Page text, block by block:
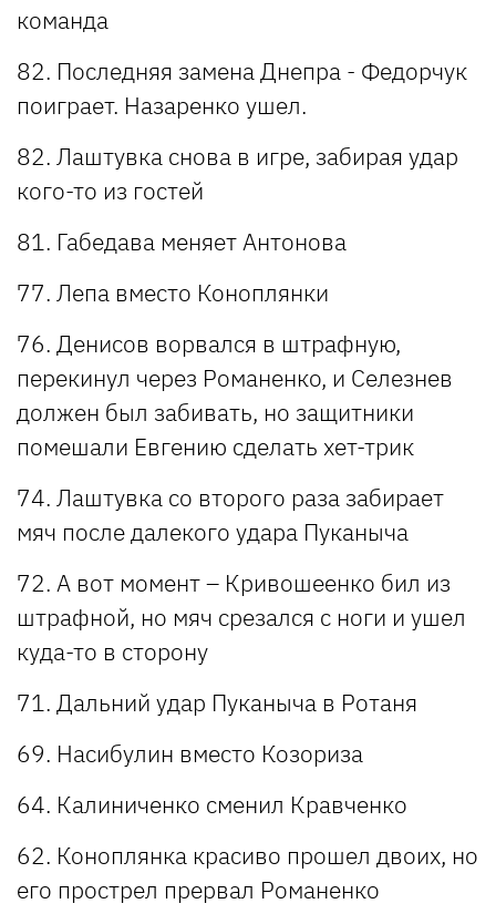
команда
82. Последняя замена Днепра - Федорчук
поиграет. Назаренко ушел.
82. Лаштувка снова в игре, забирая удар
кого-то из гостей
81. Габедава меняет Антонова
77. Лепа вместо Коноплянки
76. Денисов ворвался в штрафную,
перекинул через Романенко, и Селезнев
должен был забивать, но защитники
помешали Евгению сделать хет-трик
74. Лаштувка со второго раза забирает
мяч после далекого удара Пуканыча
72. А вот момент – Кривошеенко бил из
штрафной, но мяч срезался с ноги и ушел
куда-то в сторону
71. Дальний удар Пуканыча в Ротаня
69. Насибулин вместо Козориза
64. Калиниченко сменил Кравченко
62. Коноплянка красиво прошел двоих, но
его прострел прервал Романенко